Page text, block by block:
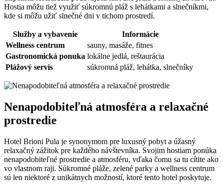
Hostia môžu tiež využiť súkromnú pláž s lehátkami a slnečníkmi,
kde si môžu užiť slnečné dni v tichom prostredí.
Služby a vybavenie
Informácie
Wellness centrum
sauny, masáže, fitnes
Gastronomická ponuka lokálne jedlá, reštaurácia
Plážový servis
súkromná pláž, lehátka, slnečníky
Nenapodobiteľná atmosféra a relaxačné
prostredie
Hotel Brioni Pula je synonymom pre luxusný pobyt a úžasný
relaxačný zážitok pre každého návštevníka. Svojim hostiam ponúka
nenapodobiteľné prostredie a atmosféru, vďaka čomu sa tu cítite ako
vo vlastnom raji. Súkromné pláže, zelené parky a wellness centrum
sú len niektoré z unikátnych možností, ktoré tento hotel poskytuje.